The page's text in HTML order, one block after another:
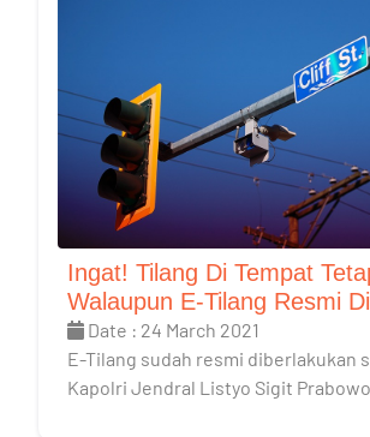
Ingat! Tilang Di Tempat
Walaupun E-Tilang Resmi
Date : 24 March 2021
E-Tilang sudah resmi diberlakukan
Kapolri Jendral Listyo Sigit